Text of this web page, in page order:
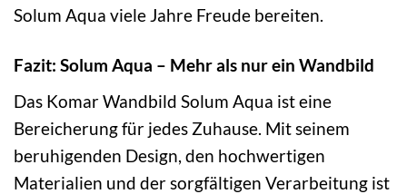
Solum Aqua viele Jahre Freude bereiten.
Fazit: Solum Aqua – Mehr als nur ein Wandbild
Das Komar Wandbild Solum Aqua ist eine
Bereicherung für jedes Zuhause. Mit seinem
beruhigenden Design, den hochwertigen
Materialien und der sorgfältigen Verarbeitung ist